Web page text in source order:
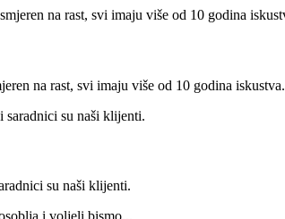
na rast, svi imaju više od 10 godina iskustva.
su naši klijenti.